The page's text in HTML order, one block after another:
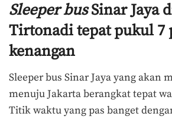
Sleeper busSinar Jaya
Tirtonadi tepat pukul 7
kenangan
Sleeper bus Sinar Jaya yang akan
menuju Jakarta berangkat tepat
Titik waktu yang pas banget